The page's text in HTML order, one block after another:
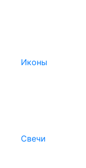
Иконы
Свечи